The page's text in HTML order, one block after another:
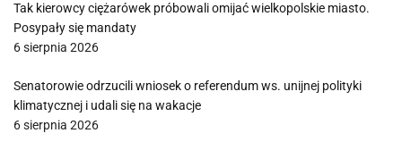
Tak kierowcy ciężarówek próbowali omijać wielkopolskie miasto.
Posypały się mandaty
6 sierpnia 2026
Senatorowie odrzucili wniosek o referendum ws. unijnej polityki
klimatycznej i udali się na wakacje
6 sierpnia 2026